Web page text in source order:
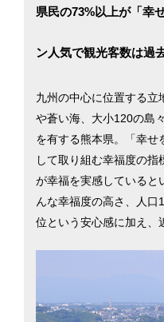
県民の73%以上が「幸
ン人気で観光客数は過
九州の中心に位置する立
や蒼い海、大小120の島
を有する熊本県。「幸せ
して取り組む幸福度の
が幸福を実感していると
んな幸福度の高さ、人口
位という安心感に加え、